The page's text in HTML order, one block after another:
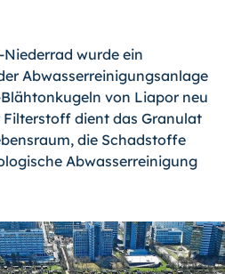
wurde ein
Abwasserreinigungsanlage
von Liapor neu
dient das Granulat
die Schadstoffe
Abwasserreinigung